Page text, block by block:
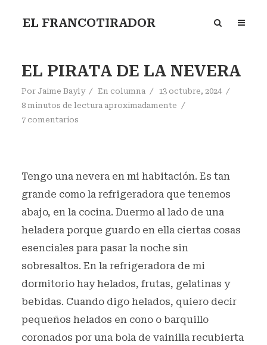
EL FRANCOTIRADOR
EL PIRATA DE LA NEVERA
Por Jaime Bayly En columna
13 octubre, 2024
8 minutos de lectura aproximadamente
7 comentarios
Tengo una nevera en mi habitación. Es tan
grande como la refrigeradora que tenemos
abajo, en la cocina. Duermo al lado de una
heladera porque guardo en ella ciertas cosas
esenciales para pasar la noche sin
sobresaltos. En la refrigeradora de mi
dormitorio hay helados, frutas, gelatinas y
bebidas. Cuando digo helados, quiero decir
pequeños helados en cono o barquillo
coronados por una bola de vainilla recubierta